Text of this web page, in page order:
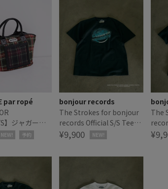
par ropé
】ジャガード
グ
NEW! 予約
bonjour records
The Strokes for bonjour
records Official S/S Tee
ザ・ストロークス オフィシ
¥9,900 NEW!
The
ザ・